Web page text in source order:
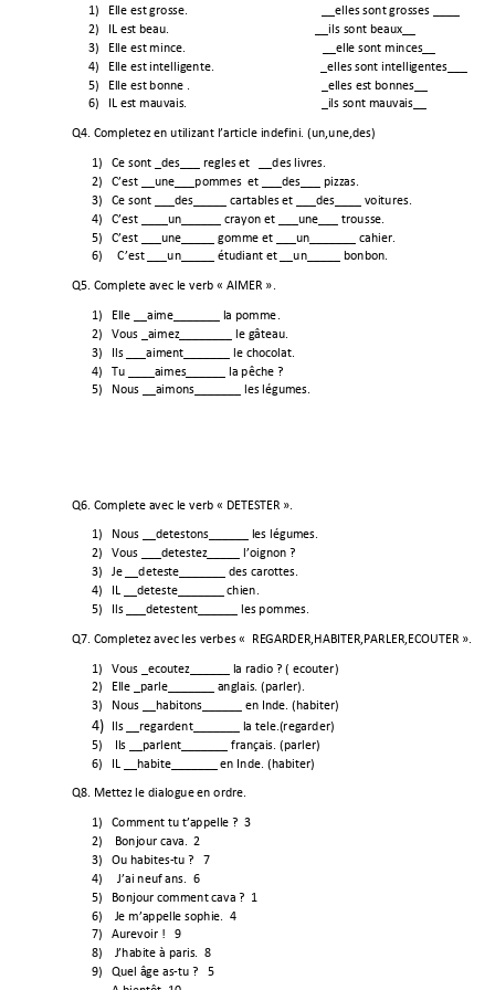
1) Elle est grosse.
        __elles sont grosses ____
2)
IL est beau.                                                __ils sont beaux__
3)
Elle est mince.
   __elle sont minces__
4)
Elle est intelligente.
      _elles sont intelligentes___
5)
Elle est bonne .
        _elles est bonnes__
6)
IL est mauvais.
                     _ils sont mauvais__
Q4. Completez en utilizant l’article indefini.
1)
Ce sont _des___ regles et   __des livres.
2)
C’est __une___pommes  et ___des_
__ pizzas.
3)
Ce sont ___des_____ cartables et ___des____ voitures.
4)
C’est ____un______ crayon et ___une___ trousse.
5)
C’est ___une_____ gomme et __
_un_______ cahier.
6)
  C’est ___un_____ étudiant et __un_
____ bonbon.
Q5. Complete avec le verb « AIMER ».
1) Elle __aime_______ la pomme.
2)
Vous _aimez________ le gâteau.
3)
Ils ___aiment_______ le chocolat.
4)
Tu ____aimes______ la pêche ?
5)
Nous __aimons_______ les légumes.
Q6. Complete avec le verb « DETESTER
1) Nous __detestons______ les légumes.
2)
Vous ___detestez_____ l’oignon ?
3)
Je __deteste_______ des carottes.
4)
IL __deteste_______ chien.
5)
Ils ___detestent______ les pommes.
Q7. Completez avec les verbes «  REGARDER,HABITER,PARLER,ECOUTER ».
1) Vous _ecoutez______ la radio ? ( ecouter)
2)
Elle _parle_______ anglais. (parler).
3)
Nous __habitons______ en Inde. (habiter)
4) Ils __regardent_______
la tele.(regarder)
5)
Ils __parlent_______ français. (parler)
6)
IL __habite_______ en Inde. (habiter)
Q8. Mettez le dialogue en ordre.
1)
Comment tu t’appelle ?  3
2)
Bonjour cava.  2
3)
Ou habites-tu ?   7
4)
  J’ai neuf ans.  6
5)
Bonjour comment cava ?  1
6)
Je m’appelle sophie.  4
7)
Aurevoir !   9
8)
J’habite à paris.  8
9)
Quel âge as-tu ?   5